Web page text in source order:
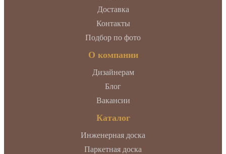
Доставка
Контакты
Подбор по фото
О компании
Дизайнерам
Блог
Вакансии
Каталог
Инженерная доска
Паркетная доска